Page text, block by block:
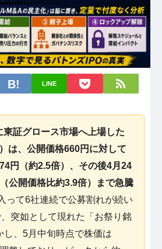
LINE
証グロース市場へ上場した
は、公開価格660円に対して
円（約2.5倍）、その後4月24
公開価格比約3.9倍）まで急騰
って6社連続で公募割れが続い
突如として現れた「お祭り銘
し、5月中旬時点で株価は